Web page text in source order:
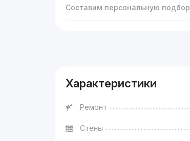
Составим персональную
Характеристики
Ремонт
Стены